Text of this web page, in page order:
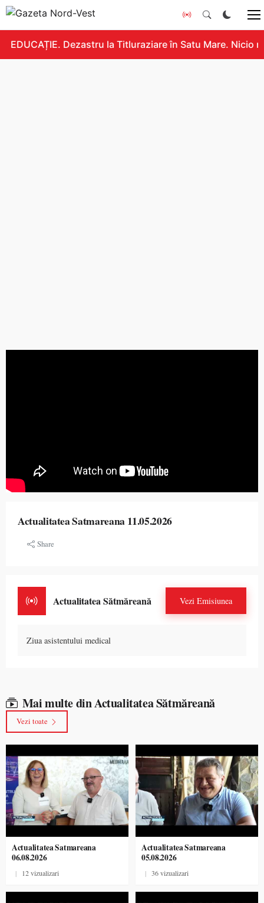
EDUCAȚIE. Dezastru la Titluraziare în Satu Mare. Nicio
Actualitatea Satmareana 11.05.2026
Share
Actualitatea Sătmăreană Vezi Emisiunea
Ziua asistentului medical
Mai multe din Actualitatea Sătmăreană
Vezi toate
Actualitatea Satmareana
06.08.2026
| 12 vizualizari
Actualitatea Satmareana
05.08.2026
| 36 vizualizari